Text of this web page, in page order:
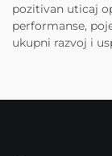
pozitivan uticaj
performanse,
ukupni razvoj i